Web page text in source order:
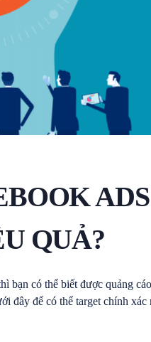
QUẢ?
bạn có thể biết được quảng
đây để có thể target chính xác